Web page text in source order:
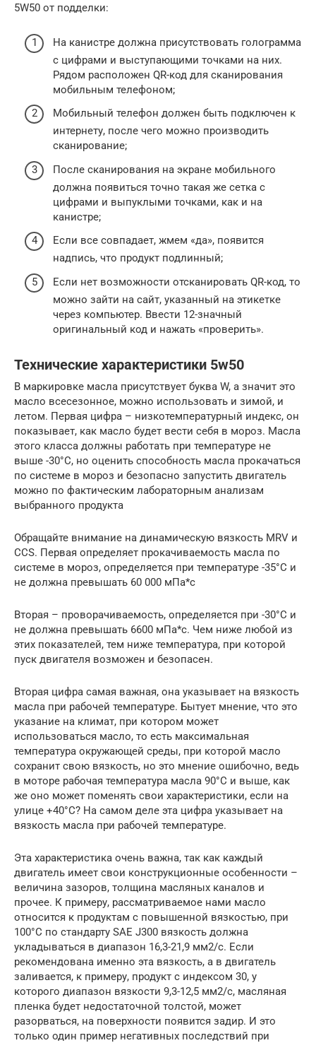
5W50 от подделки:
На канистре должна присутствовать голограмма
с цифрами и выступающими точками на них.
Рядом расположен QR-код для сканирования
мобильным телефоном;
Мобильный телефон должен быть подключен к
интернету, после чего можно производить
сканирование;
После сканирования на экране мобильного
должна появиться точно такая же сетка с
цифрами и выпуклыми точками, как и на
канистре;
Если все совпадает, жмем «да», появится
надпись, что продукт подлинный;
Если нет возможности отсканировать QR-код, то
можно зайти на сайт, указанный на этикетке
через компьютер. Ввести 12-значный
оригинальный код и нажать «проверить».
Технические характеристики 5w50
В маркировке масла присутствует буква W, а значит это
масло всесезонное, можно использовать и зимой, и
летом. Первая цифра – низкотемпературный индекс, он
показывает, как масло будет вести себя в мороз. Масла
этого класса должны работать при температуре не
выше -30°C, но оценить способность масла прокачаться
по системе в мороз и безопасно запустить двигатель
можно по фактическим лабораторным анализам
выбранного продукта
Обращайте внимание на динамическую вязкость MRV и
CCS. Первая определяет прокачиваемость масла по
системе в мороз, определяется при температуре -35°C и
не должна превышать 60 000 мПа*с
Вторая – проворачиваемость, определяется при -30°C и
не должна превышать 6600 мПа*с. Чем ниже любой из
этих показателей, тем ниже температура, при которой
пуск двигателя возможен и безопасен.
Вторая цифра самая важная, она указывает на вязкость
масла при рабочей температуре. Бытует мнение, что это
указание на климат, при котором может
использоваться масло, то есть максимальная
температура окружающей среды, при которой масло
сохранит свою вязкость, но это мнение ошибочно, ведь
в моторе рабочая температура масла 90°C и выше, как
же оно может поменять свои характеристики, если на
улице +40°C? На самом деле эта цифра указывает на
вязкость масла при рабочей температуре.
Эта характеристика очень важна, так как каждый
двигатель имеет свои конструкционные особенности –
величина зазоров, толщина масляных каналов и
прочее. К примеру, рассматриваемое нами масло
относится к продуктам с повышенной вязкостью, при
100°C по стандарту SAE J300 вязкость должна
укладываться в диапазон 16,3-21,9 мм2/с. Если
рекомендована именно эта вязкость, а в двигатель
заливается, к примеру, продукт с индексом 30, у
которого диапазон вязкости 9,3-12,5 мм2/с, масляная
пленка будет недостаточной толстой, может
разорваться, на поверхности появится задир. И это
только один пример негативных последствий при